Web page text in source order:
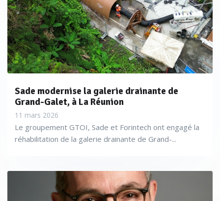
Sade modernise la galerie drainante de
Grand-Galet, à La Réunion
11 mars 2026
Le groupement GTOI, Sade et Forintech ont engagé la
réhabilitation de la galerie drainante de Grand-...